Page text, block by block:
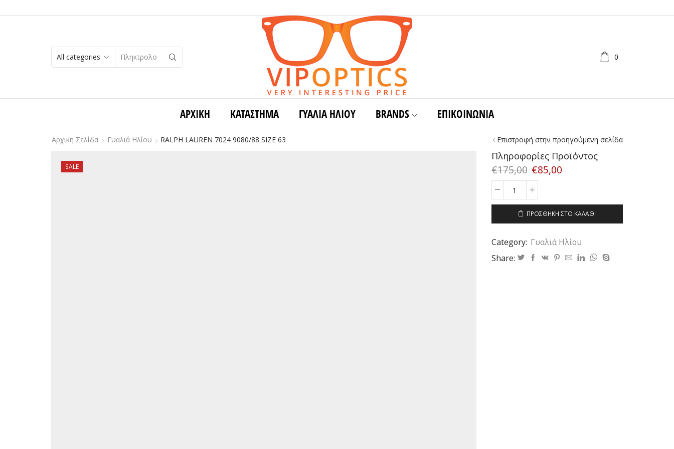
SEARCH
INPUT
0
ΑΡΧΙΚΉ ΚΑΤΑΣΤΗΜΑ ΓΥΑΛΙΆ ΗΛΊΟΥ BRANDS ΕΠΙΚΟΙΝΩΝΊΑ
Αρχική Σελίδα Γυαλιά Ηλίου RALPH LAUREN 7024 9080/88 SIZE 63 Επιστροφή στην προηγούμενη σελίδα
SALE
Πληροφορίες Προϊόντος
€175,00 €85,00
RALPH
LAUREN
7024
9080/88
63
ποσότητα
ΠΡΟΣΘΉΚΗ ΣΤΟ ΚΑΛΆΘΙ
Category: Γυαλιά Ηλίου
Share: